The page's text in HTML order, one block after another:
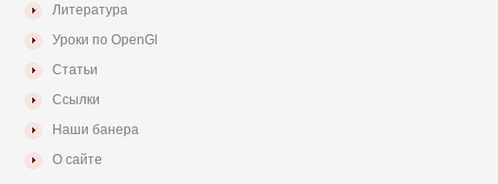
Литература
Уроки по OpenGl
Статьи
Ссылки
Наши банера
О сайте